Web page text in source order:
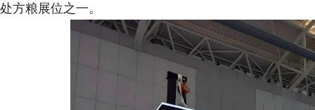
处方粮展位之一。